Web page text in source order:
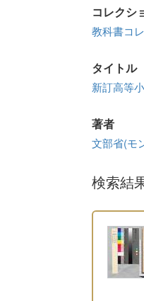
コレクシ
教科書コ
タイトル
新訂高等
著者
文部省(モ
検索結